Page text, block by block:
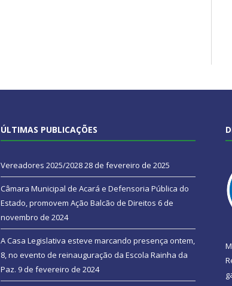
ÚLTIMAS PUBLICAÇÕES
Vereadores 2025/202828 de fevereiro de 2025
Câmara Municipal de Acará e Defensoria Pública do
Estado, promovem Ação Balcão de Direitos 6 de
novembro de 2024
A Casa Legislativa esteve marcando presença ontem,
8, no evento de reinauguração da Escola Rainha da
Paz. 9 de fevereiro de 2024